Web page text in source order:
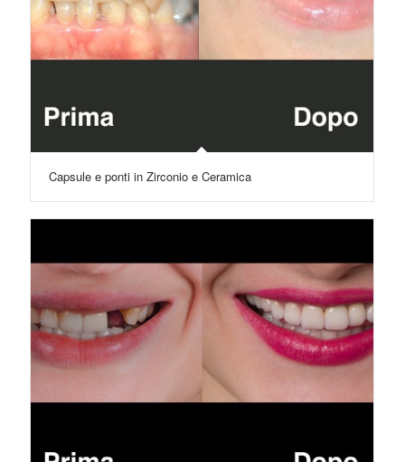
Capsule e ponti in Zirconio e Ceramica